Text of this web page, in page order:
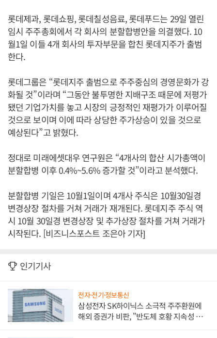
롯데제과, 롯데쇼핑, 롯데칠성음료, 롯데푸드는 29일 열린
임시 주주총회에서 각 회사의 분할합병안을 의결했다. 10
월1일 이들 4개 회사의 투자부문을 합친 롯데지주가 출범
한다.
롯데그룹은 “롯데지주 출범으로 주주중심의 경영문화가 강
화될 것”이라며 “그동안 불투명한 지배구조 때문에 저평가
됐던 기업가치를 놓고 시장의 긍정적인 재평가가 이루어질
것으로 보이며 이에 따라 상당한 주가상승이 있을 것으로
예상된다”고 밝혔다.
정대로 미래에셋대우 연구원은 “4개사의 합산 시가총액이
분할합병 이후 0.4%~5.6% 증가할 것”이라고 분석했다.
분할합병 기일은 10월1일이며 4개사 주식은 10월30일경
변경상장 절차를 거쳐 거래가 재개된다. 롯데지주 주식 역
시 10월 30일경 변경상장 및 추가상장 절차를 거쳐 거래가
시작된다. [비즈니스포스트 조은아 기자]
인기기사
전자·전기·정보통신
삼성전자 SK하이닉스 소극적 주주환원에
해외 증권가 비판, "반도체 호황 지속성 의